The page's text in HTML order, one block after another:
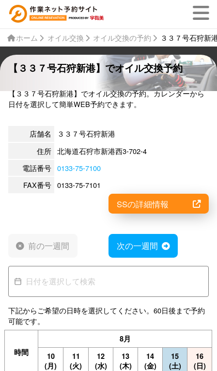
ホーム オイル交換 オイル交換の予約 ３３７号石狩新
【３３７号石狩新港】でオイル交換予約
【３３７号石狩新港】でオイル交換の予約。カレンダーから
日付を選択して簡単WEB予約できます。
店舗名
３３７号石狩新港
住所 北海道石狩市新港西3-702-4
電話番号 0133-75-7100
FAX番号 0133-75-7101
SSの詳細情報
前の一週間 次の一週間
下記からご希望の日時を選択してください。60日後まで予約
可能です。
時間
8月
10
(月)
11
(火)
12
(水)
13
(木)
14
(金)
15
(土)
16
(日)